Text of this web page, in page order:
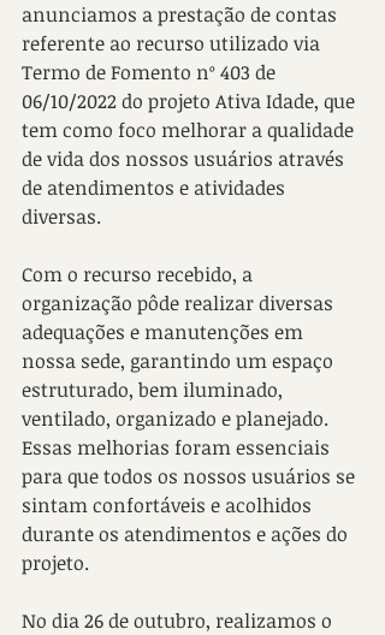
anunciamos a prestação de contas
referente ao recurso utilizado via
Termo de Fomento nº 403 de
06/10/2022 do projeto Ativa Idade, que
tem como foco melhorar a qualidade
de vida dos nossos usuários através
de atendimentos e atividades
diversas.
Com o recurso recebido, a
organização pôde realizar diversas
adequações e manutenções em
nossa sede, garantindo um espaço
estruturado, bem iluminado,
ventilado, organizado e planejado.
Essas melhorias foram essenciais
para que todos os nossos usuários se
sintam confortáveis e acolhidos
durante os atendimentos e ações do
projeto.
No dia 26 de outubro, realizamos o